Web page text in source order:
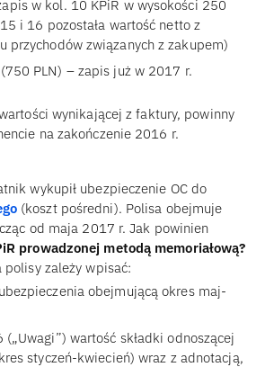
w kol. 10 KPiR w wysokości 250
i 16 pozostała wartość netto z
przychodów związanych z zakupem)
PLN) – zapis już w 2017 r.
wynikającej z faktury, powinny
na zakończenie 2016 r.
wykupił ubezpieczenie OC do
(koszt pośredni). Polisa obejmuje
od maja 2017 r. Jak powinien
prowadzonej metodą memoriałową?
zależy wpisać:
obejmującą okres maj-
wartość składki odnoszącej
styczeń-kwiecień) wraz z adnotacją,